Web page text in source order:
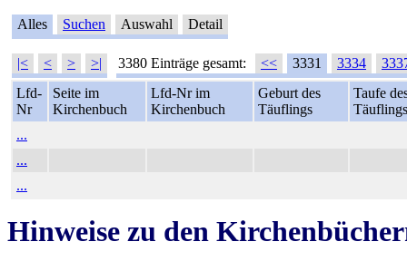
Alles Suchen Auswahl Detail
|< < > >| 3380 Einträge gesamt: << 3331 3334
Lfd-
Nr
Seite im
Kirchenbuch
Lfd-Nr im
Kirchenbuch
Geburt des
Täuflings
Taufe
Täuflings
...
...
...
Hinweise zu den